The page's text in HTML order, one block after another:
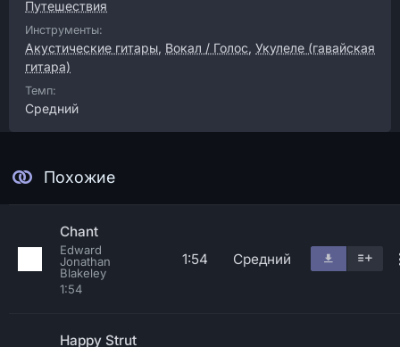
Путешествия
Инструменты:
Акустические гитары, Вокал / Голос, Укулеле (гавайская
гитара)
Темп:
Средний
Похожие
Chant
Edward
Jonathan
Blakeley
1:54
1:54 Средний
Happy Strut